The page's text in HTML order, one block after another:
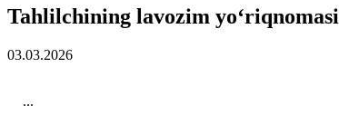
Tahlilchining lavozim yoʻriqnomasi
03.03.2026
...